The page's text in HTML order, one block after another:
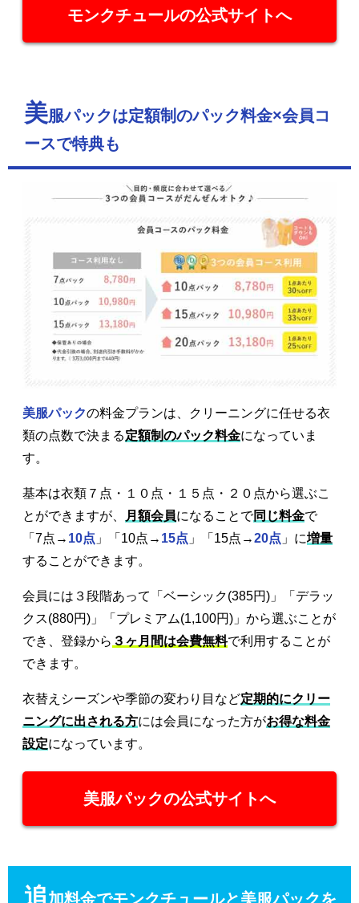
モンクチュールの公式サイトへ
美服パックは定額制のパック料金×会員コ
ースで特典も
美服パックの料金プランは、クリーニングに任せる衣
類の点数で決まる定額制のパック料金になっていま
す。
基本は衣類７点・１０点・１５点・２０点から選ぶこ
とができますが、
月額会員になることで同じ料金で
「7点→ 10点 」「10点→ 15点 」「15点→20点 」に増量
することができます。
会員には３段階あって「ベーシック(385円)」「デラッ
クス(880円)」「プレミアム(1,100円)」から選ぶことが
でき、登録から ３ヶ月間は会費無料で利用することが
できます。
衣替えシーズンや季節の変わり目など定期的にクリー
ニングに出される方には会員になった方がお得な料金
設定になっています。
美服パックの公式サイトへ
追加料金でモンクチュールと美服パックを